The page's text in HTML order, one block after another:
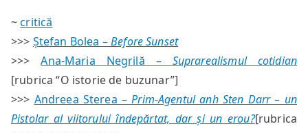
~critică
>>> Ștefan Bolea –Before Sunset
>>>Ana-Maria Negrilă – Suprarealismul cotidian
[rubrica “O istorie de buzunar”]
>>> Andreea Sterea –Prim-Agentul anh Sten Darr – un
Pistolar al viitorului îndepărtat, dar și un erou?[rubrica